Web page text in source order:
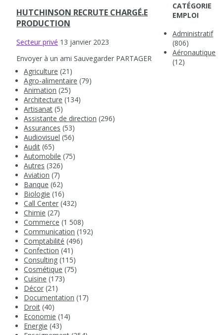
HUTCHINSON RECRUTE CHARGÉ.E
PRODUCTION
Secteur privé 13 janvier 2023
Envoyer à un ami Sauvegarder PARTAGER
CATÉGORIE
EMPLOI
Administratif
(806)
Aéronautique
(12)
Agriculture (21)
Agro-alimentaire (79)
Animation (25)
Architecture (134)
Artisanat (5)
Assistante de direction (296)
Assurances (53)
Audiovisuel (56)
Audit (65)
Automobile (75)
Autres (326)
Aviation (7)
Banque (62)
Biologie (16)
Call Center (432)
Chimie (27)
Commerce (1 508)
Communication (192)
Comptabilité (496)
Confection (41)
Consulting (115)
Cosmétique (75)
Cuisine (173)
Décor (21)
Documentation (17)
Droit (40)
Economie (14)
Energie (43)